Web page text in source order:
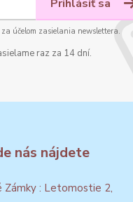
Prihlásiť sa
za účelom zasielania newslettera.
raz za 14 dní.
nás nájdete
Zámky : Letomostie 2,